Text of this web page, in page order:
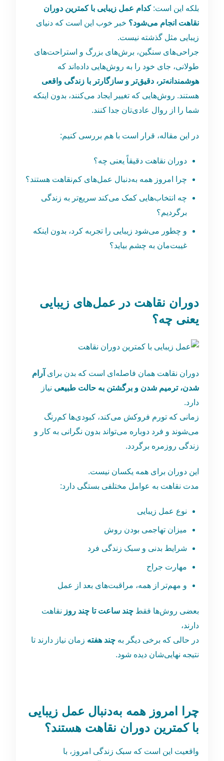
بلکه این است:کدام عمل زیبایی با کمترین دوران
نقاهت انجام می‌شود؟ خبر خوب این است که دنیای
زیبایی مثل گذشته نیست.
جراحی‌های سنگین، برش‌های بزرگ و استراحت‌های
طولانی، جای خود را به روش‌هایی داده‌اند که
هوشمندانه‌تر، دقیق‌تر و سازگارتر با زندگی واقعی
هستند. روش‌هایی که تغییر ایجاد می‌کنند، بدون اینکه
شما را از روال عادی‌تان جدا کنند.
در این مقاله، قرار است با هم بررسی کنیم:
دوران نقاهت دقیقاً یعنی چه؟
چرا امروز همه به‌دنبال عمل‌های کم‌نقاهت هستند؟
چه انتخاب‌هایی کمک می‌کند سریع‌تر به زندگی
برگردیم؟
و چطور می‌شود زیبایی را تجربه کرد، بدون اینکه
غیبت‌مان به چشم بیاید؟
دوران نقاهت در عمل‌های زیبایی
یعنی چه؟
دوران نقاهت همان فاصله‌ای است که بدن برای آرام
شدن، ترمیم شدن و برگشتن به حالت طبیعی نیاز
دارد.
زمانی که تورم فروکش می‌کند، کبودی‌ها کم‌رنگ
می‌شوند و فرد دوباره می‌تواند بدون نگرانی به کار و
زندگی روزمره برگردد.
این دوران برای همه یکسان نیست.
مدت نقاهت به عوامل مختلفی بستگی دارد:
نوع عمل زیبایی
میزان تهاجمی بودن روش
شرایط بدنی و سبک زندگی فرد
مهارت جراح
و مهم‌تر از همه، مراقبت‌های بعد از عمل
بعضی روش‌ها فقطچند ساعت تا چند روز نقاهت
دارند،
در حالی که برخی دیگر بهچند هفته زمان نیاز دارند تا
نتیجه نهایی‌شان دیده شود.
چرا امروز همه به‌دنبال عمل زیبایی
با کمترین دوران نقاهت هستند؟
واقعیت این است که سبک زندگی امروز، با